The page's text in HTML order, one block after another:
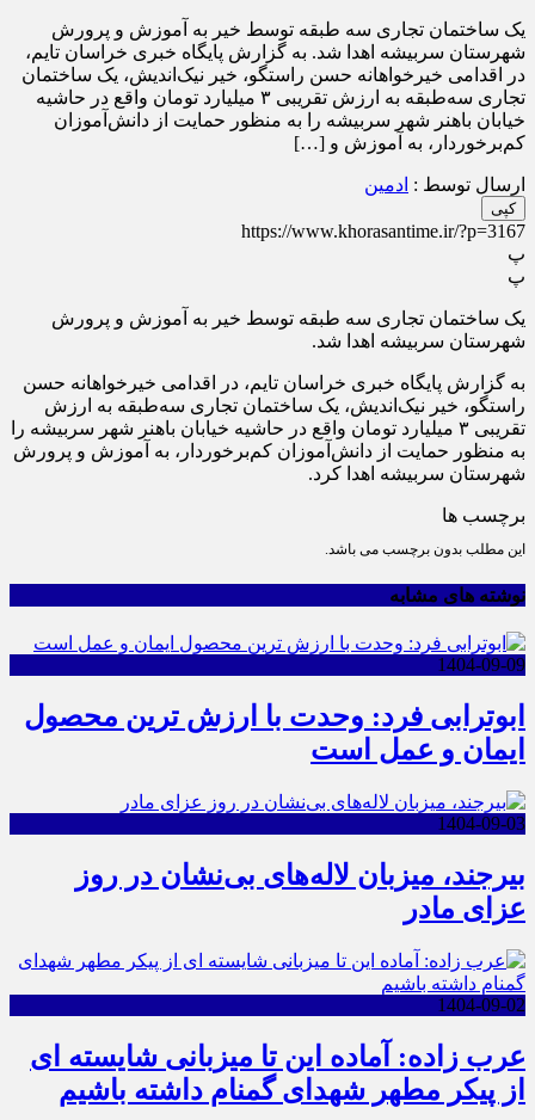
یک ساختمان تجاری سه طبقه توسط خیر به آموزش و پرورش
شهرستان سربیشه اهدا شد. به گزارش پایگاه خبری خراسان تایم،
در اقدامی خیرخواهانه حسن راستگو، خیر نیک‌اندیش، یک ساختمان
تجاری سه‌طبقه به ارزش تقریبی ۳ میلیارد تومان واقع در حاشیه
خیابان باهنر شهر سربیشه را به منظور حمایت از دانش‌آموزان
کم‌برخوردار، به آموزش و […]
ارسال توسط : ادمین
کپی
https://www.khorasantime.ir/?p=3167
پ
پ
یک ساختمان تجاری سه طبقه توسط خیر به آموزش و پرورش
شهرستان سربیشه اهدا شد.
به گزارش پایگاه خبری خراسان تایم، در اقدامی خیرخواهانه حسن
راستگو، خیر نیک‌اندیش، یک ساختمان تجاری سه‌طبقه به ارزش
تقریبی ۳ میلیارد تومان واقع در حاشیه خیابان باهنر شهر سربیشه را
به منظور حمایت از دانش‌آموزان کم‌برخوردار، به آموزش و پرورش
شهرستان سربیشه اهدا کرد.
برچسب ها
این مطلب بدون برچسب می باشد.
نوشته های مشابه
1404-09-09
ابوترابی فرد: وحدت با ارزش ترین محصول
ایمان و عمل است
1404-09-03
بیرجند، میزبان لاله‌های بی‌نشان در روز
عزای مادر
1404-09-02
عرب زاده: آماده این تا میزبانی شایسته ای
از پیکر مطهر شهدای گمنام داشته باشیم